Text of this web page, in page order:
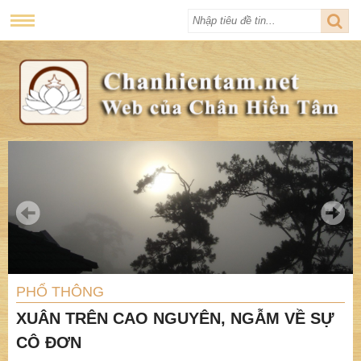
PHỔ THÔNG
XUÂN TRÊN CAO NGUYÊN, NGẪM VỀ SỰ
CÔ ĐƠN